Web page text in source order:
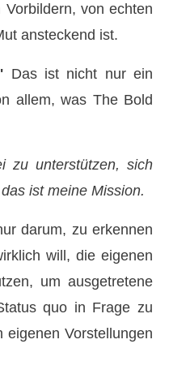
von echten
ansteckend ist.
Das ist nicht nur ein
allem, was The Bold
zu unterstützen, sich
ist meine Mission.
darum, zu erkennen
will, die eigenen
um ausgetretene
quo in Frage zu
eigenen Vorstellungen